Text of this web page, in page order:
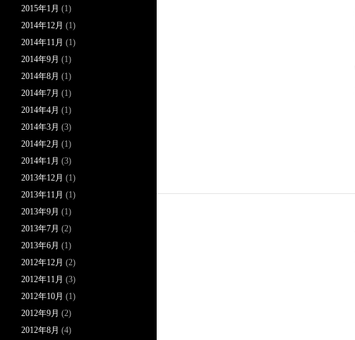
2015年1月 (1)
2014年12月 (1)
2014年11月 (1)
2014年9月 (1)
2014年8月 (1)
2014年7月 (1)
2014年4月 (1)
2014年3月 (3)
2014年2月 (1)
2014年1月 (3)
2013年12月 (1)
2013年11月 (1)
2013年9月 (1)
2013年7月 (2)
2013年6月 (1)
2012年12月 (2)
2012年11月 (3)
2012年10月 (1)
2012年9月 (2)
2012年8月 (4)